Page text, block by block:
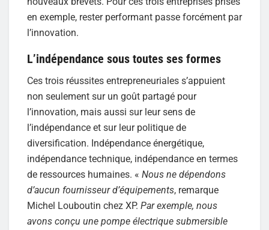
en exemple, rester performant passe forcément par
l’innovation.
L’indépendance sous toutes ses formes
Ces trois réussites entrepreneuriales s’appuient
non seulement sur un goût partagé pour
l’innovation, mais aussi sur leur sens de
l’indépendance et sur leur politique de
diversification. Indépendance énergétique,
indépendance technique, indépendance en termes
de ressources humaines. « Nous ne dépendons
d’aucun fournisseur d’équipements, remarque
Michel Louboutin chez XP. Par exemple, nous
avons conçu une pompe électrique submersible